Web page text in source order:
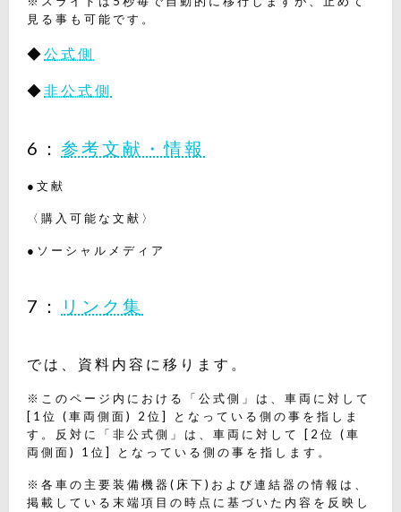
見る事も可能です。
◆公式側
◆非公式側
6： 参考文献・情報
●文献
〈購入可能な文献〉
●ソーシャルメディア
7： リンク集
では、資料内容に移ります。
※このページ内における「公式側」は、車両に対して
[1位 (車両側面) 2位] となっている側の事を指しま
す。反対に「非公式側」は、車両に対して [2位 (車
両側面) 1位] となっている側の事を指します。
※各車の主要装備機器(床下)および連結器の情報は、
掲載している末端項目の時点に基づいた内容を反映し